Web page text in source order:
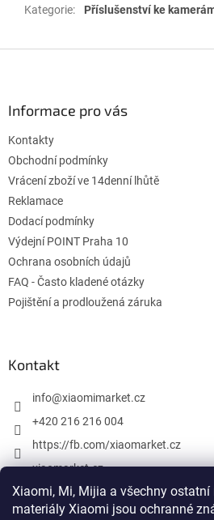
Xiaomi, Mi, Mijia a všechny
materiály Xiaomi jsou ochranné
Kategorie: Příslušenství ke
Informace pro vás
Kontakty
Obchodní podmínky
Vrácení zboží ve 14denní lhůtě
Reklamace
Dodací podmínky
Výdejní POINT Praha 10
Ochrana osobních údajů
FAQ - Často kladené otázky
Pojištění a prodloužená záruka
Kontakt
info@xiaomimarket.cz
+420 216 216 004
https://fb.com/xiaomarket.cz
xiaomarket.cz